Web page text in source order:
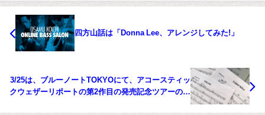
四方山話は「Donna Lee、アレンジしてみた!」
3/25は、ブルーノートTOKYOにて、アコースティッ
クウェザーリポートの第2作目の発売記念ツアーの千